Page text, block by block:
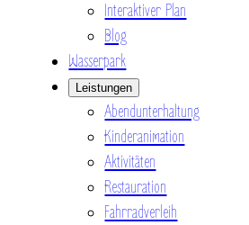
Interaktiver Plan
Blog
Wasserpark
Leistungen
Abendunterhaltung
Kinderanimation
Aktivitäten
Restauration
Fahrradverleih